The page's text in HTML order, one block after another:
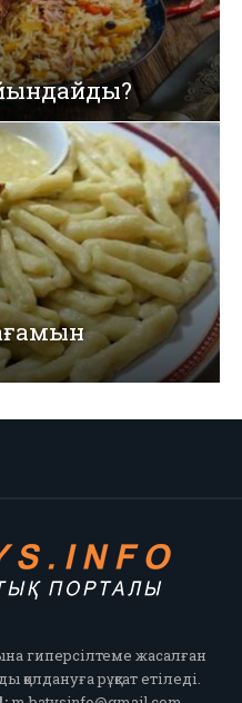
гиперсілтеме жасалған
рұқсат етіледі.